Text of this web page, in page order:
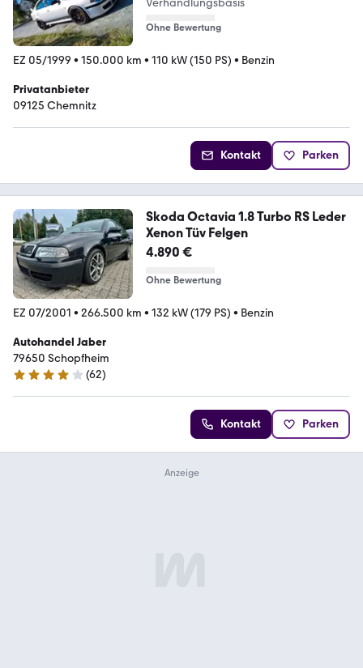
Verhandlungsbasis
Ohne Bewertung
EZ 05/1999 • 150.000 km • 110 kW (150 PS) • Benzin
Privatanbieter
09125 Chemnitz
Kontakt Parken
Skoda Octavia 1.8 Turbo RS Leder
Xenon Tüv Felgen
4.890 €
Ohne Bewertung
EZ 07/2001 • 266.500 km • 132 kW (179 PS) • Benzin
Autohandel Jaber
79650 Schopfheim
4.1 Sterne
(62)
Kontakt Parken